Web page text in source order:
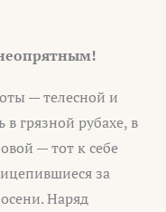
— телесной и
грязной рубахе, в
— тот к себе
за
Наряд